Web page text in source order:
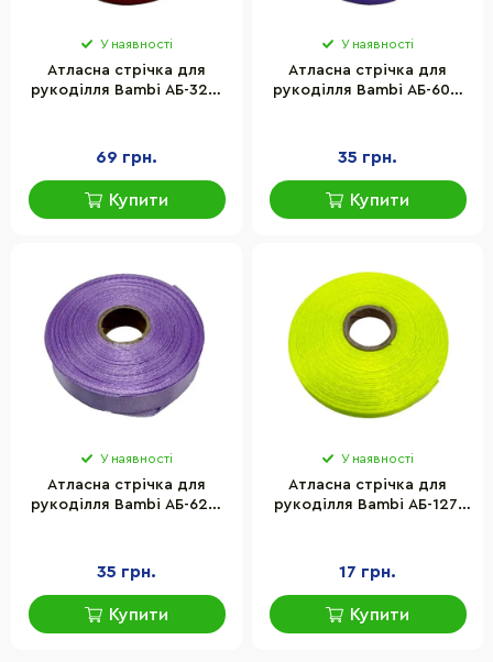
У наявності
Атласна стрічка для
рукоділля Bambi АБ-324,
69 грн.
Купити
У наявності
Атласна стрічка для
рукоділля Bambi АБ-609,
35 грн.
Купити
У наявності
Атласна стрічка для
рукоділля Bambi АБ-622,
35 грн.
Купити
У наявності
Атласна стрічка для
рукоділля Bambi АБ-127,
17 грн.
Купити